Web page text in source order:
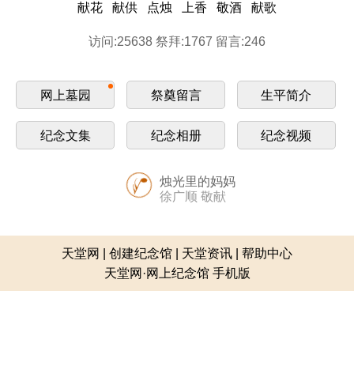
献花 献供 点烛 上香 敬酒 献歌
访问:25638 祭拜:1767 留言:246
网上墓园 祭奠留言 生平简介
纪念文集 纪念相册 纪念视频
烛光里的妈妈
徐广顺 敬献
天堂网 创建纪念馆 天堂资讯
帮助中心
天堂网·网上纪念馆 手机版